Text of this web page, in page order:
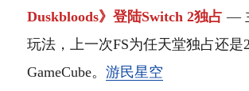
Duskbloods》登陆Switch 2独占 —
玩法，上一次FS为任天堂独占还是
GameCube。 游民星空